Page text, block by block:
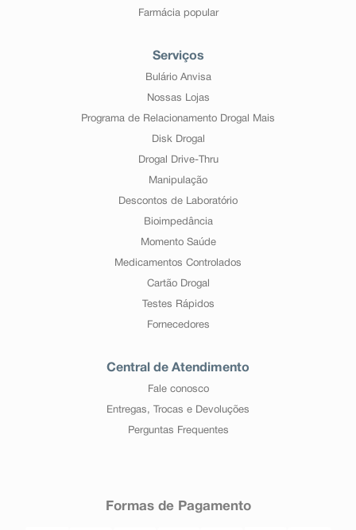
Farmácia popular
Serviços
Bulário Anvisa
Nossas Lojas
Programa de Relacionamento Drogal Mais
Disk Drogal
Drogal Drive-Thru
Manipulação
Descontos de Laboratório
Bioimpedância
Momento Saúde
Medicamentos Controlados
Cartão Drogal
Testes Rápidos
Fornecedores
Central de Atendimento
Fale conosco
Entregas, Trocas e Devoluções
Perguntas Frequentes
Formas de Pagamento